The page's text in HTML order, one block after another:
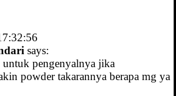
says:
untuk pengenyalnya jika
powder takarannya berapa mg ya